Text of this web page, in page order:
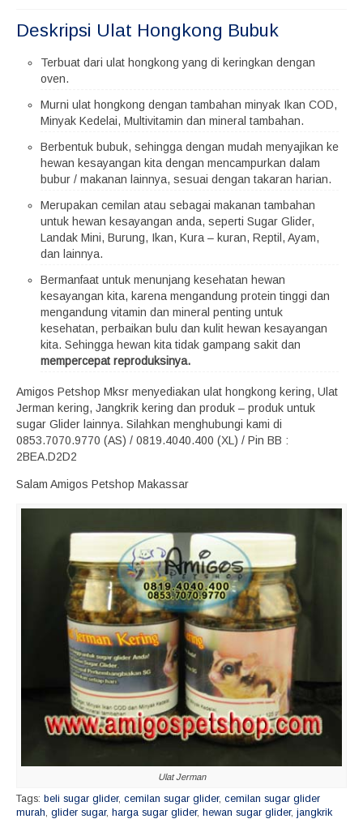
Deskripsi Ulat Hongkong Bubuk
Terbuat dari ulat hongkong yang di keringkan dengan
oven.
Murni ulat hongkong dengan tambahan minyak Ikan COD,
Minyak Kedelai, Multivitamin dan mineral tambahan.
Berbentuk bubuk, sehingga dengan mudah menyajikan ke
hewan kesayangan kita dengan mencampurkan dalam
bubur / makanan lainnya, sesuai dengan takaran harian.
Merupakan cemilan atau sebagai makanan tambahan
untuk hewan kesayangan anda, seperti Sugar Glider,
Landak Mini, Burung, Ikan, Kura – kuran, Reptil, Ayam,
dan lainnya.
Bermanfaat untuk menunjang kesehatan hewan
kesayangan kita, karena mengandung protein tinggi dan
mengandung vitamin dan mineral penting untuk
kesehatan, perbaikan bulu dan kulit hewan kesayangan
kita. Sehingga hewan kita tidak gampang sakit dan
mempercepat reproduksinya.
Amigos Petshop Mksr menyediakan ulat hongkong kering, Ulat
Jerman kering, Jangkrik kering dan produk – produk untuk
sugar Glider lainnya. Silahkan menghubungi kami di
0853.7070.9770 (AS) / 0819.4040.400 (XL) / Pin BB :
2BEA.D2D2
Salam Amigos Petshop Makassar
Ulat Jerman
Tags: beli sugar glider, cemilan sugar glider, cemilan sugar glider
murah glider sugar, harga sugar glider, hewan sugar glider, jangkrik